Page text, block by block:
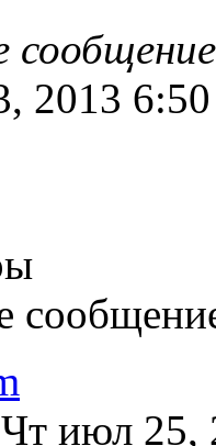
2013
июл 25,